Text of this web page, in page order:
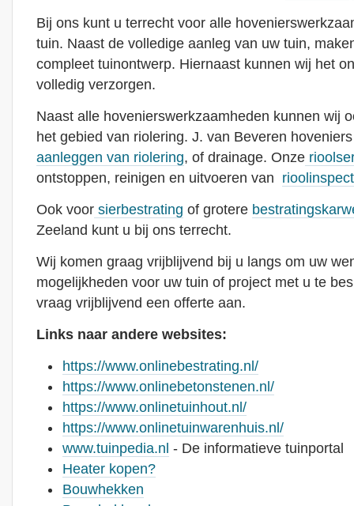
Bij ons kunt u terrecht voor alle
tuin. Naast de volledige aanleg van uw tuin,
compleet tuinontwerp. Hiernaast kunnen wij het
volledig verzorgen.
Naast alle hovenierswerkzaamheden kunnen wij
het gebied van riolering. J. van Beveren
aanleggen van riolering, of drainage. Onze
ontstoppen, reinigen en uitvoeren van
Ook voor sierbestrating of grotere
Zeeland kunt u bij ons terrecht.
Wij komen graag vrijblijvend bij u langs om uw
mogelijkheden voor uw tuin of project met u te
vraag vrijblijvend een offerte aan.
Links naar andere websites:
https://www.onlinebestrating.nl/
https://www.onlinebetonstenen.nl/
https://www.onlinetuinhout.nl/
https://www.onlinetuinwarenhuis.nl/
www.tuinpedia.nl - De informatieve tuinportal
Heater kopen?
Bouwhekken